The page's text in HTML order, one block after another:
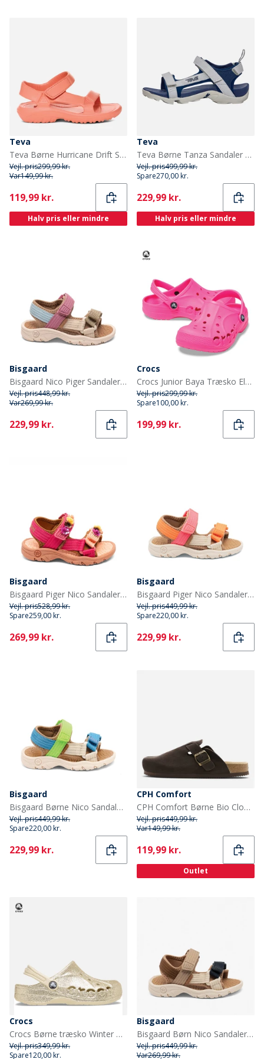
Teva
Teva Børne Hurricane Drift Sandaler Blooming Dahlia
Vejl. pris299,99 kr.
Var149,99 kr.
Current
119,99 kr.
Halv pris eller mindre
Teva
Teva Børne Tanza Sandaler Grå/Navy
Vejl. pris499,99 kr.
Spare270,00 kr.
Current
229,99 kr.
Halv pris eller mindre
Bisgaard
Bisgaard Nico Piger Sandaler Violet
Vejl. pris448,99 kr.
Var269,99 kr.
Current
229,99 kr.
Crocs
Crocs Junior Baya Træsko Elektrisk Rosa
Vejl. pris299,99 kr.
Spare100,00 kr.
Current
199,99 kr.
Bisgaard
Bisgaard Piger Nico Sandaler Confetti Flower
Vejl. pris528,99 kr.
Spare259,00 kr.
Current
269,99 kr.
Bisgaard
Bisgaard Piger Nico Sandaler Pink
Vejl. pris449,99 kr.
Spare220,00 kr.
Current
229,99 kr.
Bisgaard
Bisgaard Børne Nico Sandaler Bright Green
Vejl. pris449,99 kr.
Spare220,00 kr.
Current
229,99 kr.
CPH Comfort
CPH Comfort Børne Bio Clogs Ruskind Sandaler Dark Brown
Vejl. pris449,99 kr.
Var149,99 kr.
Current
119,99 kr.
Outlet
Crocs
Crocs Børne træsko Winter White
Vejl. pris349,99 kr.
Spare120,00 kr.
Bisgaard
Bisgaard Børn Nico Sandaler Natur
Vejl. pris449,99 kr.
Var269,99 kr.